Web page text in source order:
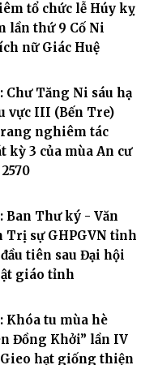
tổ chức lễ Húy kỵ
lần thứ 9 Cố Ni
nữ Giác Huệ
Chư Tăng Ni sáu hạ
vực III (Bến Tre)
nghiêm tác
kỳ 3 của mùa An cư
Ban Thư ký - Văn
Trị sự GHPGVN tỉnh
tiên sau Đại hội
giáo tỉnh
Khóa tu mùa hè
Đồng Khởi” lần IV
hạt giống thiện